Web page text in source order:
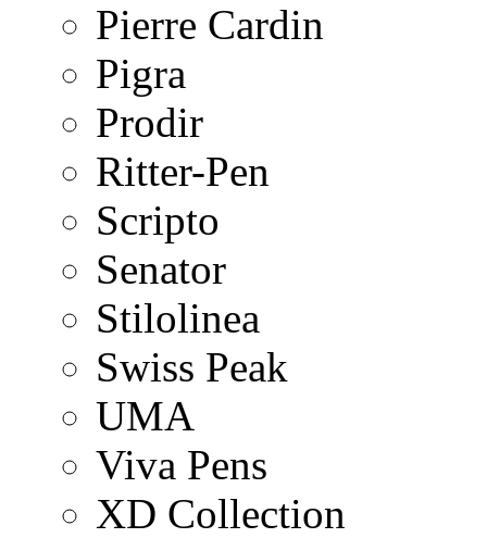
Pierre Cardin
Pigra
Prodir
Ritter-Pen
Scripto
Senator
Stilolinea
Swiss Peak
UMA
Viva Pens
XD Collection